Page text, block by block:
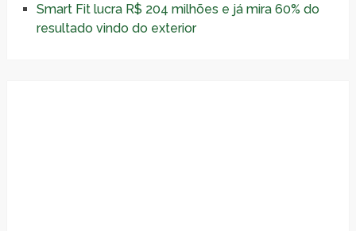
Smart Fit lucra R$ 204 milhões e já mira 60% do
resultado vindo do exterior